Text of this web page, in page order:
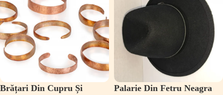
Brățari Din Cupru Și
Palarie Din Fetru Neagra